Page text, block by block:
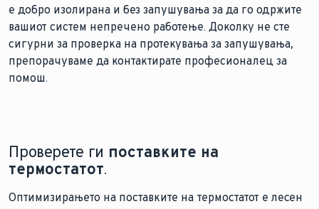
е добро изолирана и без запушувања за да го одржите
вашиот систем непречено работење. Доколку не сте
сигурни за проверка на протекувања за запушувања,
препорачуваме да контактирате професионалец за
помош.
Проверете ги поставките на
термостатот.
Оптимизирањето на поставките на термостатот е лесен